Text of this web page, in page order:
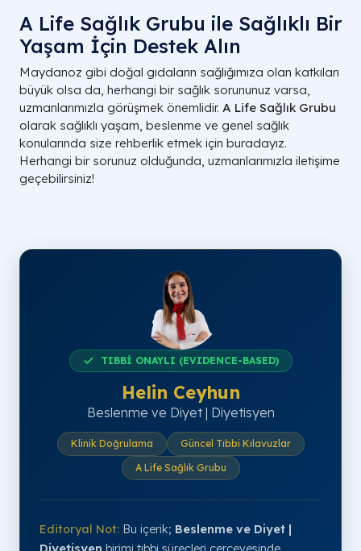
A Life Sağlık Grubu ile Sağlıklı Bir
Yaşam İçin Destek Alın
Maydanoz gibi doğal gıdaların sağlığımıza olan katkıları
büyük olsa da, herhangi bir sağlık sorununuz varsa,
uzmanlarımızla görüşmek önemlidir. A Life Sağlık Grubu
olarak sağlıklı yaşam, beslenme ve genel sağlık
konularında size rehberlik etmek için buradayız.
Herhangi bir sorunuz olduğunda, uzmanlarımızla iletişime
geçebilirsiniz!
TIBBİ ONAYLI (EVIDENCE-BASED)
Helin Ceyhun
Beslenme ve Diyet | Diyetisyen
Klinik Doğrulama
Güncel Tıbbi Kılavuzlar
A Life Sağlık Grubu
Editoryal Not: Bu içerik; Beslenme ve Diyet |